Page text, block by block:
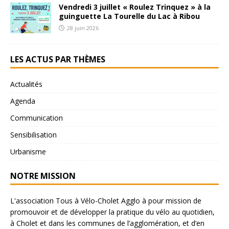
Vendredi 3 juillet « Roulez Trinquez » à la
guinguette La Tourelle du Lac à Ribou
28 juin 2026
LES ACTUS PAR THÈMES
Actualités
Agenda
Communication
Sensibilisation
Urbanisme
NOTRE MISSION
L'association Tous à Vélo-Cholet Agglo à pour mission de
promouvoir et de développer la pratique du vélo au quotidien,
à Cholet et dans les communes de l’agglomération, et d’en